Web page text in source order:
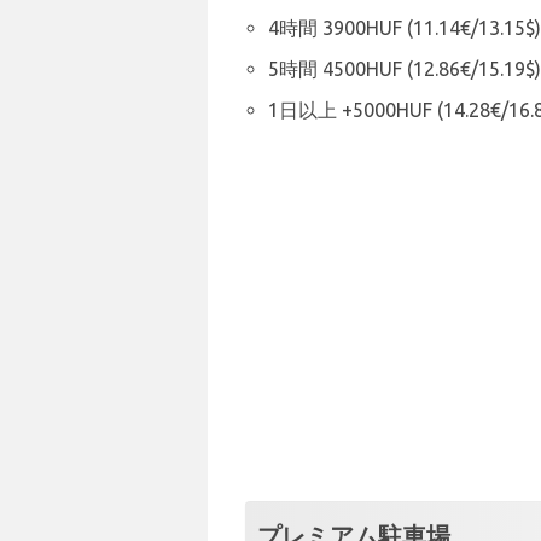
4時間 3900HUF (11.14€/13.15$)
5時間 4500HUF (12.86€/15.19$)
1日以上 +5000HUF (14.28€/